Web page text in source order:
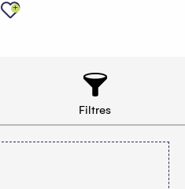
Ajouter aux
Filtres